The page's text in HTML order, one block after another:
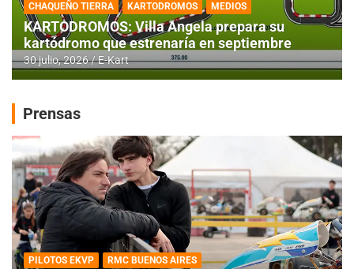
CHAQUEÑO TIERRA KARTODROMOS MEDIOS
KARTODROMOS: Villa Angela prepara su
kartódromo que estrenaría en septiembre
30 julio, 2026 E-Kart
Prensas
PILOTOS EKVP RMC BUENOS AIRES